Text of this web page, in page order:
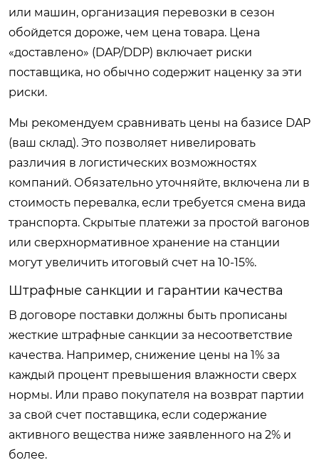
или машин, организация перевозки в сезон
обойдется дороже, чем цена товара. Цена
«доставлено» (DAP/DDP) включает риски
поставщика, но обычно содержит наценку за эти
риски.
Мы рекомендуем сравнивать цены на базисе DAP
(ваш склад). Это позволяет нивелировать
различия в логистических возможностях
компаний. Обязательно уточняйте, включена ли в
стоимость перевалка, если требуется смена вида
транспорта. Скрытые платежи за простой вагонов
или сверхнормативное хранение на станции
могут увеличить итоговый счет на 10-15%.
Штрафные санкции и гарантии качества
В договоре поставки должны быть прописаны
жесткие штрафные санкции за несоответствие
качества. Например, снижение цены на 1% за
каждый процент превышения влажности сверх
нормы. Или право покупателя на возврат партии
за свой счет поставщика, если содержание
активного вещества ниже заявленного на 2% и
более.